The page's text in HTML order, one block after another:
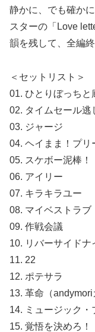
静かに、でも確か
スターの「Love
韻を残して、全編
＜セットリスト＞
01. ひとりぼっちと
02. タイムセール逃
03. ジャージ
04. ヘイまま！プリ
05. スケボー泥棒！
06. アイリー
07. キラキラユー
08. マイベストラブ
09. 作戦会議
10. リバーサイドナ
11. 22
12. ポテサラ
13. 革命（andymori
14. ミュージック・
15. 覚悟を決めろ！